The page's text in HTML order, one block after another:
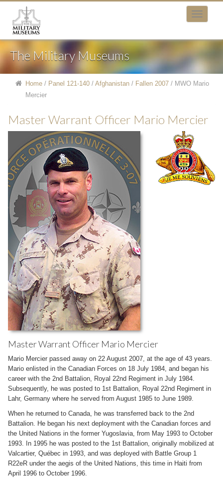
The Military Museums
Home / Panel 121-140 / Afghanistan / Fallen 2007 / MWO Mario
Mercier
Master Warrant Officer Mario Mercier
Master Warrant Officer Mario Mercier
Mario Mercier passed away on 22 August 2007, at the age of 43 years.
Mario enlisted in the Canadian Forces on 18 July 1984, and began his
career with the 2nd Battalion, Royal 22nd Regiment in July 1984.
Subsequently, he was posted to 1st Battalion, Royal 22nd Regiment in
Lahr, Germany where he served from August 1985 to June 1989.
When he returned to Canada, he was transferred back to the 2nd
Battalion. He began his next deployment with the Canadian forces and
the United Nations in the former Yugoslavia, from May 1993 to October
1993. In 1995 he was posted to the 1st Battalion, originally mobilized at
Valcartier, Québec in 1993, and was deployed with Battle Group 1
R22eR under the aegis of the United Nations, this time in Haiti from
April 1996 to October 1996.